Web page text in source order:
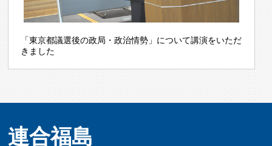
「東京都議選後の政局・政治情勢」について講演をいただ
きました
連合福島